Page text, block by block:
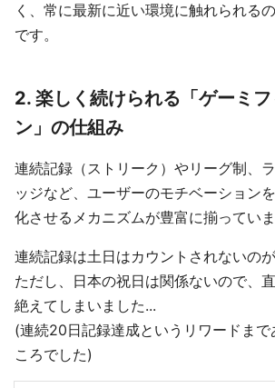
く、常に最新に近い環境に触れられる
です。
2. 楽しく続けられる「ゲーミフ
ン」の仕組み
連続記録（ストリーク）やリーグ制、
ッジなど、ユーザーのモチベーション
化させるメカニズムが豊富に揃っていま
連続記録は土日はカウントされないのが
ただし、日本の祝日は関係ないので、
絶えてしまいました...
(連続20日記録達成というリワードまで
ころでした)